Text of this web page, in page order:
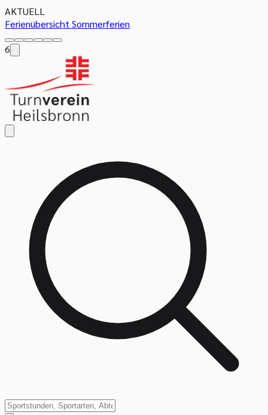
AKTUELL
Ferienübersicht Sommerferien
6